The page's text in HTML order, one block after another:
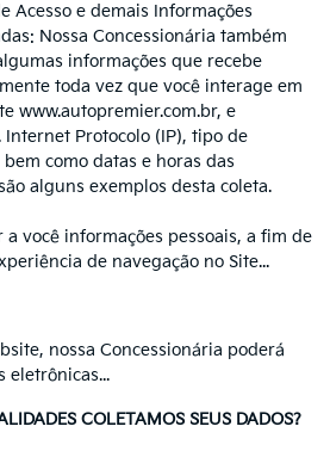
Acesso e demais Informações
Nossa Concessionária também
informações que recebe
toda vez que você interage em
www.autopremier.com.br, e
Internet Protocolo (IP), tipo de
como datas e horas das
alguns exemplos desta coleta.
a você informações pessoais, a fim de
de navegação no Site...
nossa Concessionária poderá
eletrônicas...
COLETAMOS SEUS DADOS?